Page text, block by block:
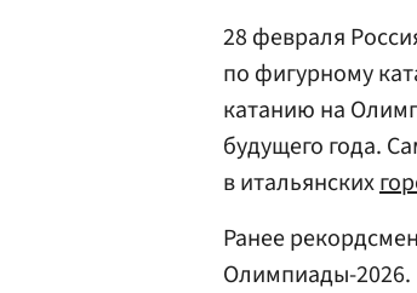
28 февраля
по фигурному
катанию на
будущего года.
в итальянских
Ранее
Олимпиады-2026.